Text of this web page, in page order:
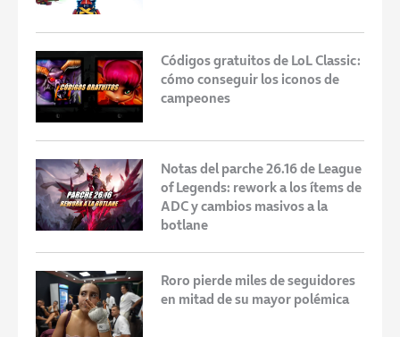
Códigos gratuitos de LoL Classic:
cómo conseguir los iconos de
campeones
Notas del parche 26.16 de League
of Legends: rework a los ítems de
ADC y cambios masivos a la
botlane
Roro pierde miles de seguidores
en mitad de su mayor polémica